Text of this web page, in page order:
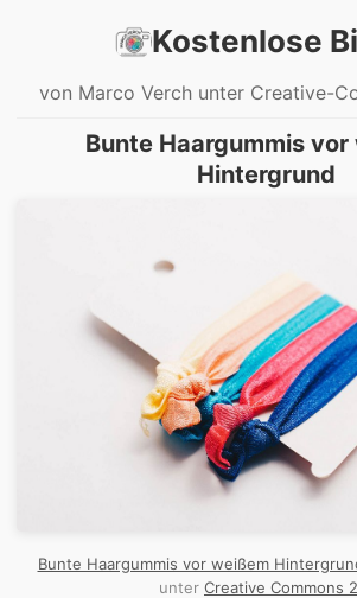
Kostenlose
von Marco Verch unter Creative-
Bunte Haargummis vor
Hintergrund
Bunte Haargummis vor weißem
unter Creative Commons